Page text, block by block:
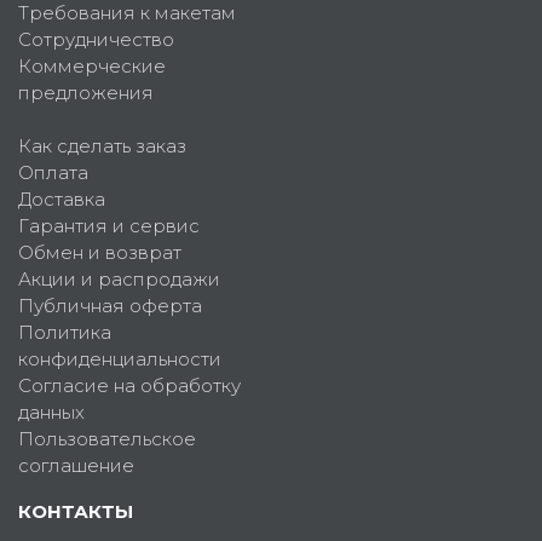
Требования к макетам
Сотрудничество
Коммерческие
предложения
Как сделать заказ
Оплата
Доставка
Гарантия и сервис
Обмен и возврат
Акции и распродажи
Публичная оферта
Политика
конфиденциальности
Согласие на обработку
данных
Пользовательское
соглашение
КОНТАКТЫ